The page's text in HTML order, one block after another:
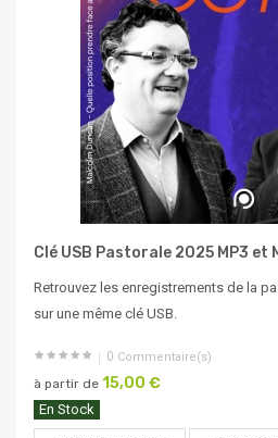
Clé USB Pastorale 2025 MP3 et
Retrouvez les enregistrements de la
sur une même clé USB.
0 Commentaire(s)
à partir de 15,00 €
En Stock